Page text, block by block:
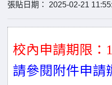
張貼日期： 2025-02-21
校內申請期限：
請參閱附件申請